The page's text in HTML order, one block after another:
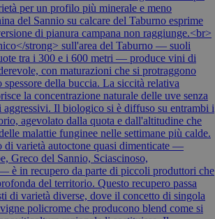
per un profilo più minerale e meno
del Sannio su calcare del Taburno esprime
di pianura campana non raggiunge.<br>
strong> sull'area del Taburno — suoli
tra i 300 e i 600 metri — produce vini di
con maturazioni che si protraggono
della buccia. La siccità relativa
la concentrazione naturale delle uve senza
aggressivi. Il biologico si è diffuso su entrambi i
agevolato dalla quota e dall'altitudine che
malattie funginee nelle settimane più calde.
varietà autoctone quasi dimenticate —
Greco del Sannio, Sciascinoso,
è in recupero da parte di piccoli produttori che
del territorio. Questo recupero passa
di varietà diverse, dove il concetto di singola
policrome che producono blend come si